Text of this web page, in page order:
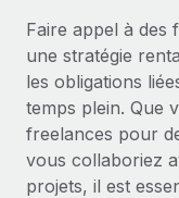
SERVICES
Demandez aux
Recevez des
l’international et
Contrôles
Simplifiez vos
Devenir
Explorez avec
Remote Build
Conseil en
Données sur les
Centre de
Obtenir de l’aide
Faire appel à des
une stratégie
les obligations
temps plein. Que
freelances pour
vous collaboriez
projets, il est